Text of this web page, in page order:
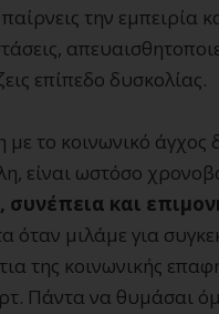
την εμπειρία
επίπεδο δυσκολίας.
το κοινωνικό άγχος
είναι ωστόσο
συνέπεια και
όταν μιλάμε για
της κοινωνικής
Πάντα να θυμάσαι